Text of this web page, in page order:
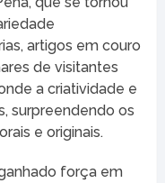
artigos em couro
de visitantes
a criatividade e
surpreendendo os
e originais.
força em